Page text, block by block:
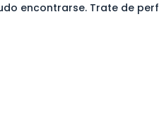
encontrarse. Trate de